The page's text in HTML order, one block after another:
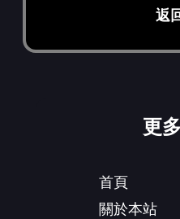
返
更
首頁
關於本站